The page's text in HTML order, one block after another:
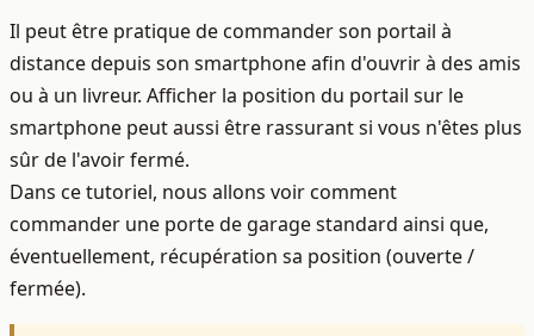
Il peut être pratique de commander son portail à
distance depuis son smartphone afin d'ouvrir à des amis
ou à un livreur. Afficher la position du portail sur le
smartphone peut aussi être rassurant si vous n'êtes plus
sûr de l'avoir fermé.
Dans ce tutoriel, nous allons voir comment
commander une porte de garage standard ainsi que,
éventuellement, récupération sa position (ouverte /
fermée).